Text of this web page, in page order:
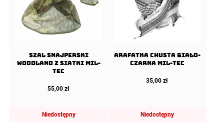
Szal snajperski
Woodland z siatki Mil-
Tec
55,00zł
Niedostępny
Arafatka Chusta Biało-
Czarna Mil-Tec
35,00zł
Niedostępny